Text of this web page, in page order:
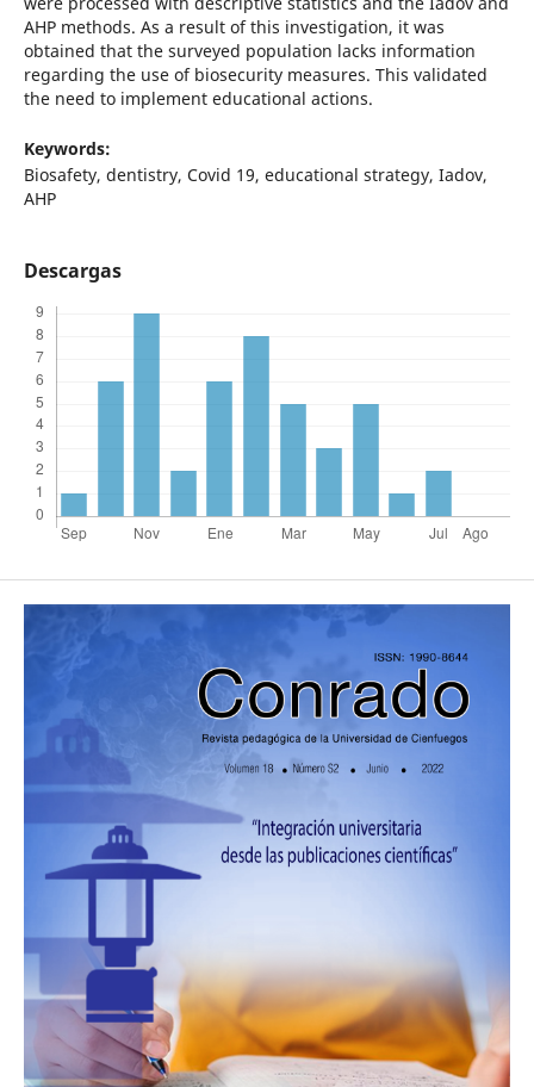
AHP methods. As a result of this investigation, it was
obtained that the surveyed population lacks information
regarding the use of biosecurity measures. This validated
the need to implement educational actions.
Keywords:
Biosafety, dentistry, Covid 19, educational strategy, Iadov,
AHP
Descargas